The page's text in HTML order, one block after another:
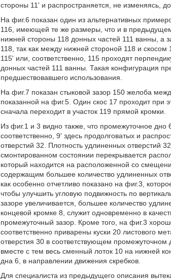
стороны 11' и распространяется, не изменяясь,
На фиг.6 показан один из альтернативных
116, имеющей те же размеры, что и в
нижней стороны 118 донных частей 111 ванны, а
118, так как между нижней стороной 118 и
115' или, соответственно, 115 проходят
донных частей 111 ванны. Такая конфигурация
предшествовавшего использования.
На фиг.7 показан стыковой зазор 150 желоба
показанной на фиг.5. Один скос 17 проходит при
сначала переходит в участок 119 прямой кромки.
Из фиг.1 и 3 видно также, что промежуточное дно
соответственно, 9' здесь продолговатых и
отверстий 32. Плотность удлиненных отверстий
смонтированном состоянии перекрывается
который находится на расположенной со
содержащим большее количество удлиненных
как особенно отчетливо показано на фиг.3,
чтобы улучшить угловую подвижность по
зазоре увеличивается, большее количество
концевой кромке 8, служит одновременно в
промежуточный зазор. Кроме того, на фиг.3
соответственно приварены куски 20 листового
отверстия 30 в соответствующем
вместе с тем весь сменный лоток 10 на нижней
дна 6, в направлении движения скребков.
Для специалиста из предыдущего описания